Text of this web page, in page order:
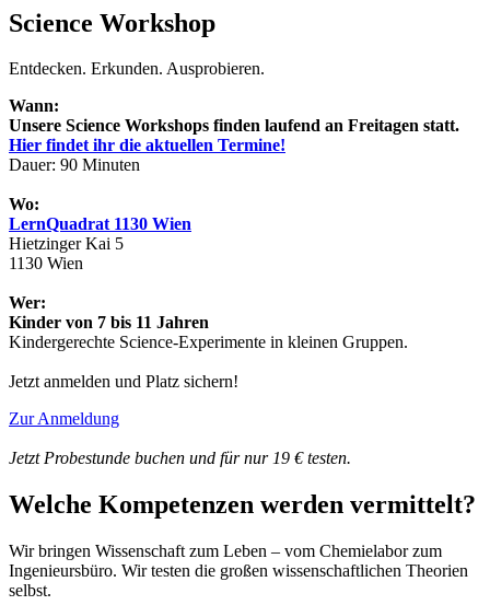
Science Workshop
Entdecken. Erkunden. Ausprobieren.
Wann:
Unsere Science Workshops finden laufend an Freitagen statt.
Hier findet ihr die aktuellen Termine!
Dauer: 90 Minuten
Wo:
LernQuadrat 1130 Wien
Hietzinger Kai 5
1130 Wien
Wer:
Kinder von 7 bis 11 Jahren
Kindergerechte Science-Experimente in kleinen Gruppen.
Jetzt anmelden und Platz sichern!
Zur Anmeldung
Jetzt Probestunde buchen und für nur 19 € testen.
Welche Kompetenzen werden vermittelt?
Wir bringen Wissenschaft zum Leben – vom Chemielabor zum
Ingenieursbüro. Wir testen die großen wissenschaftlichen Theorien
selbst.